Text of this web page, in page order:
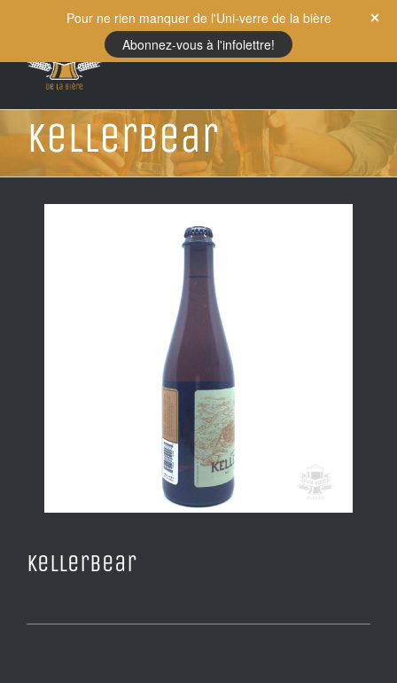
content
Kellerbear
Kellerbear
Pour ne rien manquer de l'Uni-verre de la bière
Abonnez-vous à l'infolettre!